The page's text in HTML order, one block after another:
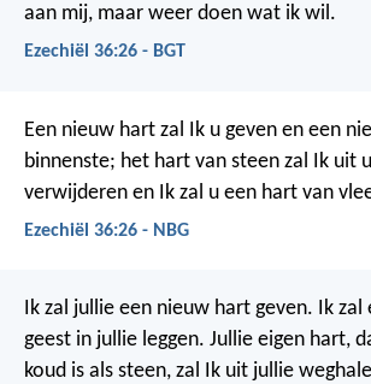
aan mij, maar weer doen wat ik wil.
Ezechiël 36:26 - BGT
Een nieuw hart zal Ik u geven en een
binnenste; het hart van steen zal Ik uit
verwijderen en Ik zal u een hart van
Ezechiël 36:26 - NBG
Ik zal jullie een nieuw hart geven. Ik zal
geest in jullie leggen. Jullie eigen hart,
koud is als steen, zal Ik uit jullie